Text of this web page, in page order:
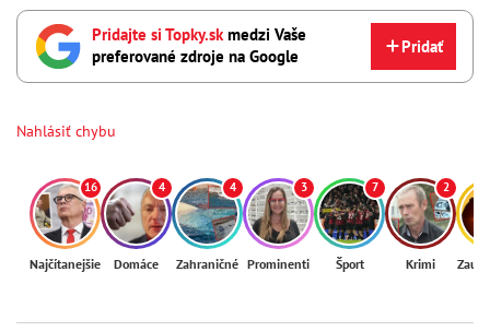
Pridajte si Topky.skmedzi Vaše
preferované zdroje na Google
Pridať
Nahlásiť chybu
16
Najčítanejšie
4
Domáce
4
Zahraničné
3
Prominenti
7
Šport
2
Krimi